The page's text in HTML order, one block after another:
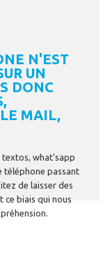
N'EST
UN
DONC
MAIL,
textos, what'sapp
téléphone passant
de laisser des
ce biais qui nous